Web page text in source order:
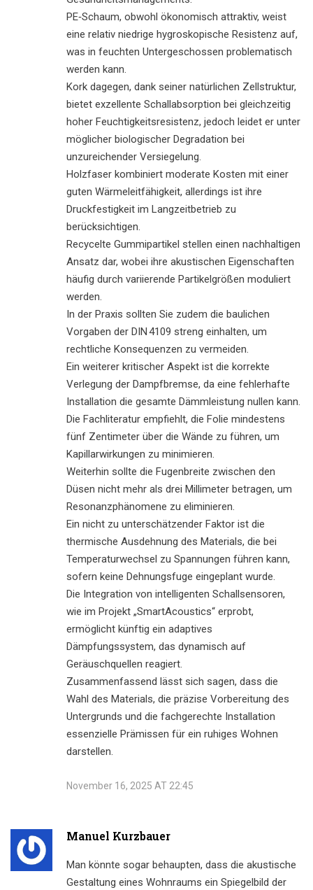
PE‑Schaum, obwohl ökonomisch attraktiv, weist
eine relativ niedrige hygroskopische Resistenz auf,
was in feuchten Untergeschossen problematisch
werden kann.
Kork dagegen, dank seiner natürlichen Zellstruktur,
bietet exzellente Schallabsorption bei gleichzeitig
hoher Feuchtigkeitsresistenz, jedoch leidet er unter
möglicher biologischer Degradation bei
unzureichender Versiegelung.
Holzfaser kombiniert moderate Kosten mit einer
guten Wärmeleitfähigkeit, allerdings ist ihre
Druckfestigkeit im Langzeitbetrieb zu
berücksichtigen.
Recycelte Gummipartikel stellen einen nachhaltigen
Ansatz dar, wobei ihre akustischen Eigenschaften
häufig durch variierende Partikelgrößen moduliert
werden.
In der Praxis sollten Sie zudem die baulichen
Vorgaben der DIN 4109 streng einhalten, um
rechtliche Konsequenzen zu vermeiden.
Ein weiterer kritischer Aspekt ist die korrekte
Verlegung der Dampfbremse, da eine fehlerhafte
Installation die gesamte Dämmleistung nullen kann.
Die Fachliteratur empfiehlt, die Folie mindestens
fünf Zentimeter über die Wände zu führen, um
Kapillarwirkungen zu minimieren.
Weiterhin sollte die Fugenbreite zwischen den
Düsen nicht mehr als drei Millimeter betragen, um
Resonanzphänomene zu eliminieren.
Ein nicht zu unterschätzender Faktor ist die
thermische Ausdehnung des Materials, die bei
Temperaturwechsel zu Spannungen führen kann,
sofern keine Dehnungsfuge eingeplant wurde.
Die Integration von intelligenten Schallsensoren,
wie im Projekt „SmartAcoustics“ erprobt,
ermöglicht künftig ein adaptives
Dämpfungssystem, das dynamisch auf
Geräuschquellen reagiert.
Zusammenfassend lässt sich sagen, dass die
Wahl des Materials, die präzise Vorbereitung des
Untergrunds und die fachgerechte Installation
essenzielle Prämissen für ein ruhiges Wohnen
darstellen.
November 16, 2025 AT 22:45
Manuel Kurzbauer
Man könnte sogar behaupten, dass die akustische
Gestaltung eines Wohnraums ein Spiegelbild der